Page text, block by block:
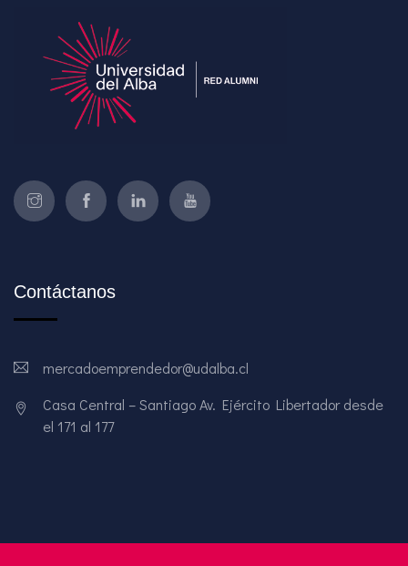
Contáctanos
mercadoemprendedor@udalba.cl
Casa Central – Santiago Av. Ejército Libertador desde
el 171 al 177